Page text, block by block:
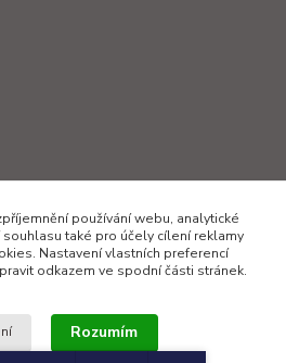
používání webu, analytické
také pro účely cílení reklamy
Nastavení vlastních preferencí
odkazem ve spodní části stránek.
Rozumím